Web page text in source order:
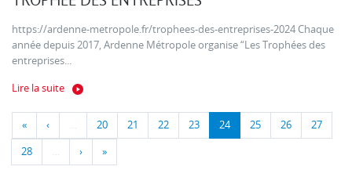
https://ardenne-metropole.fr/trophees-des-entreprises-2024 Chaque
année depuis 2017, Ardenne Métropole organise “Les Trophées des
entreprises...
Lire la suite
« ‹ … 20 21 22 23 24 25 26 27
28 … › »